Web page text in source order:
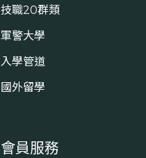
技職20群類
軍警大學
入學管道
國外留學
會員服務